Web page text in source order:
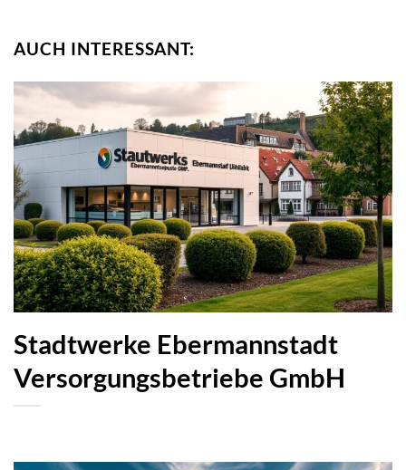
AUCH INTERESSANT:
Stadtwerke Ebermannstadt
Versorgungsbetriebe GmbH